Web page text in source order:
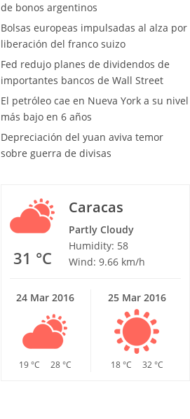
de bonos argentinos
Bolsas europeas impulsadas al alza por
liberación del franco suizo
Fed redujo planes de dividendos de
importantes bancos de Wall Street
El petróleo cae en Nueva York a su nivel
más bajo en 6 años
Depreciación del yuan aviva temor
sobre guerra de divisas
31 °C
Caracas
Partly Cloudy
Humidity: 58
Wind: 9.66 km/h
24 Mar 2016
19 °C 28 °C
25 Mar 2016
18 °C 32 °C